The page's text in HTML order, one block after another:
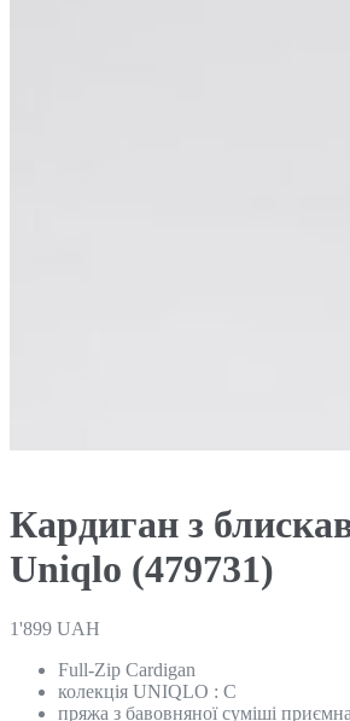
Кардиган з
Uniqlo (479731)
1'899 UAH
Full-Zip Cardigan
колекція UNIQLO : C
пряжа з бавовняної суміші